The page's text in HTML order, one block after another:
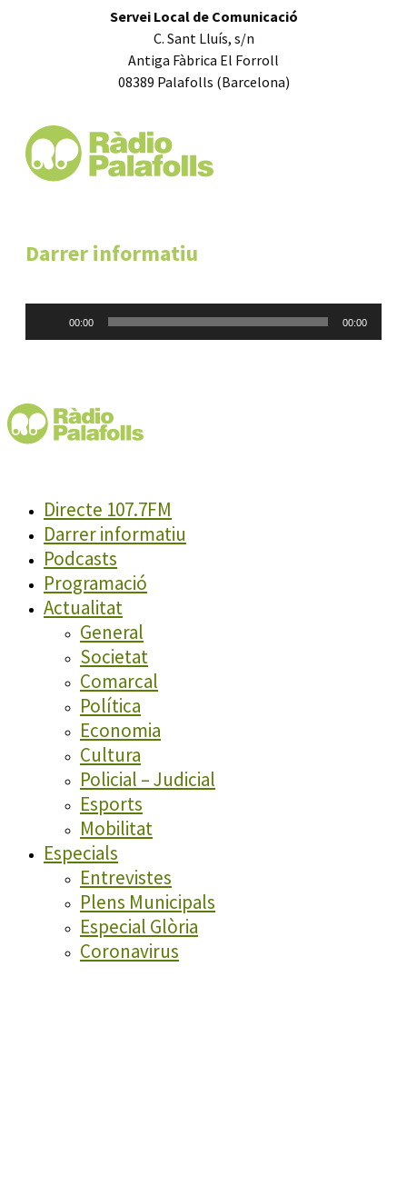
Servei Local de Comunicació
C. Sant Lluís, s/n
Antiga Fàbrica El Forroll
08389 Palafolls (Barcelona)
Darrer informatiu
00:00 00:00
Directe 107.7FM
Darrer informatiu
Podcasts
Programació
Actualitat
General
Societat
Comarcal
Política
Economia
Cultura
Policial – Judicial
Esports
Mobilitat
Especials
Entrevistes
Plens Municipals
Especial Glòria
Coronavirus